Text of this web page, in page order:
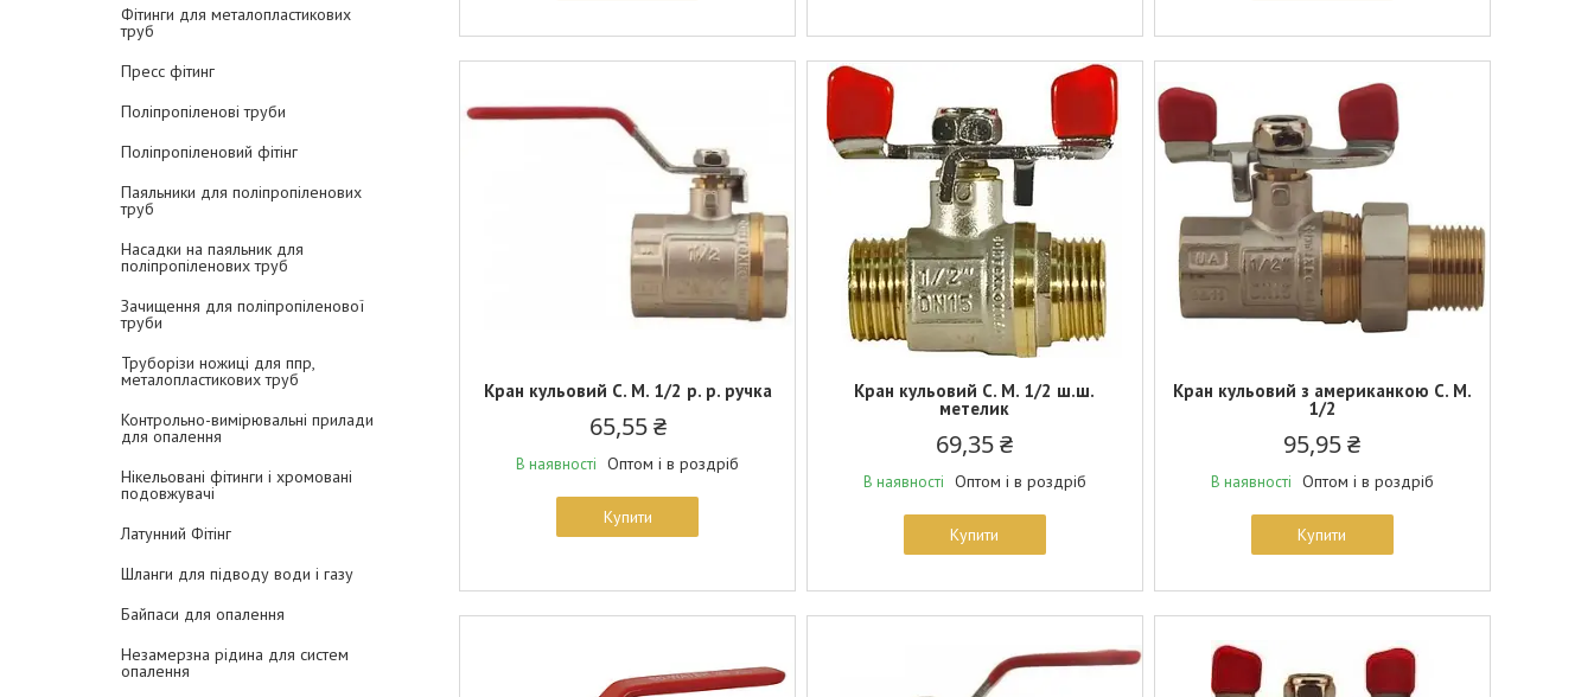
Фітинги для металопластикових
труб
Пресс фітинг
Поліпропіленові труби
Поліпропіленовий фітінг
Паяльники для поліпропіленових
труб
Насадки на паяльник для
поліпропіленових труб
Зачищення для поліпропіленової
труби
Труборізи ножиці для ппр,
металопластикових труб
Контрольно-вимірювальні прилади
для опалення
Нікельовані фітинги і хромовані
подовжувачі
Латунний Фітінг
Шланги для підводу води і газу
Байпаси для опалення
Незамерзна рідина для систем
опалення
Кран кульовий С. М. 1/2 р. р. ручка
65,55 ₴
В наявності Оптом і в роздріб
Купити
Кран кульовий С. М. 1/2 ш.ш.
метелик
69,35 ₴
В наявності Оптом і в роздріб
Купити
Кран кульовий з американкою С. М.
1/2
95,95 ₴
В наявності Оптом і в роздріб
Купити